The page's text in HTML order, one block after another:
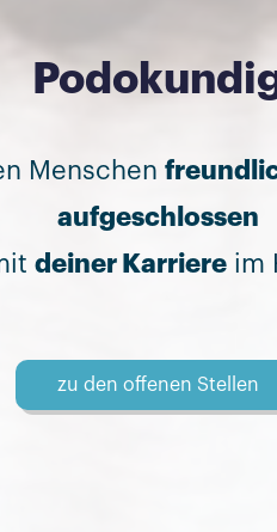
Menschen
aufgeschlossen
deiner Karriereim
zu den offenen Stellen